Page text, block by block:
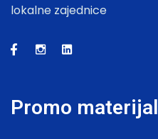
lokalne zajednice
Promo materijal